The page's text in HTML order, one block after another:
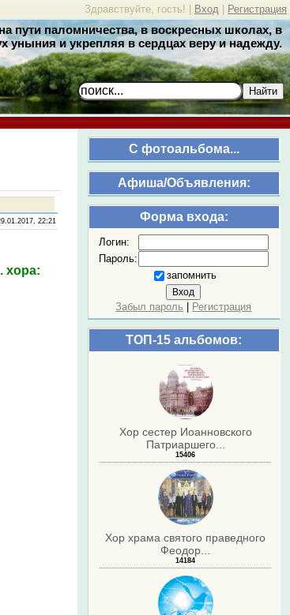
Здравствуйте, гость! | Вход Регистрация
пути паломничества, в воскресных школах, в
уныния и укрепляя в сердцах веру и надежду.
Найти
C фотоальбома...
Афиша/Объявления:
Форма входа:
Логин:
Пароль:
запомнить
Забыл пароль Регистрация
ТОП-15 альбомов:
Хор сестер Иоанновского
Патриаршего...
15406
Хор храма святого праведного
Феодор...
14184
22:21
хора: